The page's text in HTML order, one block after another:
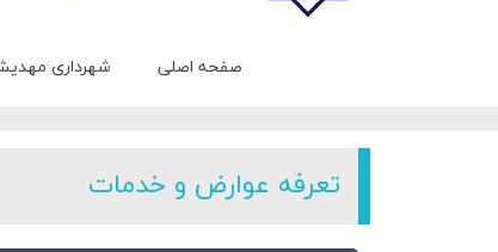
صفحه اصلی شهرداری
تعرفه عوارض و خدمات